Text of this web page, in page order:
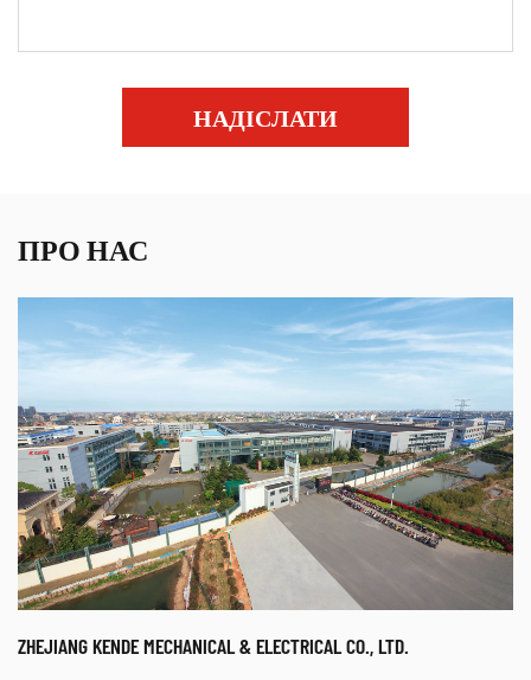
НАДІСЛАТИ
ПРО НАС
ZHEJIANG KENDE MECHANICAL & ELECTRICAL CO., LTD.